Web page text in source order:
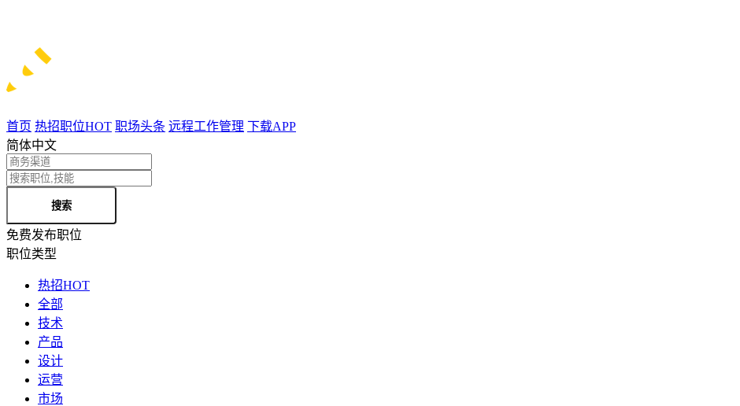
首页 热招职位HOT 职场头条 远程工作管理 下载APP
简体中文
搜索
免费发布职位
职位类型
热招HOT
全部
技术
产品
设计
运营
市场